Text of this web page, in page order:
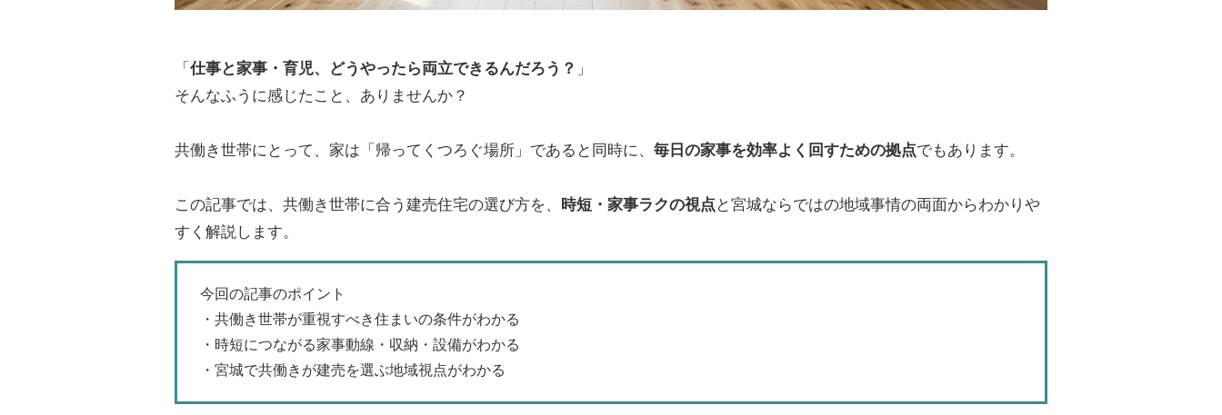
「 仕事と家事・育児、どうやったら両立できるんだろう？ 」
そんなふうに感じたこと、ありませんか？
共働き世帯にとって、家は「帰ってくつろぐ場所」であると同時に、 毎日の家事を効率よく回すための拠点でもあります。
この記事では、共働き世帯に合う建売住宅の選び方を、 時短・家事ラクの視点 と宮城ならではの地域事情の両面からわかりや
すく解説します。
今回の記事のポイント
・共働き世帯が重視すべき住まいの条件がわかる
・時短につながる家事動線・収納・設備がわかる
・宮城で共働きが建売を選ぶ地域視点がわかる